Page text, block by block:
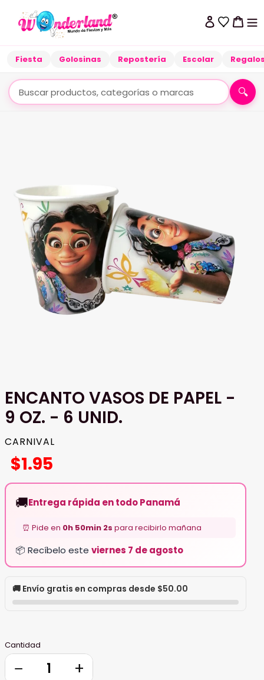
directamente
contenido
Ingresar
Fiesta Golosinas Repostería Escolar
🔍
ENCANTO VASOS DE PAPEL -
9 OZ. - 6 UNID.
PROVEEDOR
CARNIVAL
Precio
habitual
Precio
de
venta
$1.95
habitual
🚚Entrega rápida en todo Panamá
⏰ Pide en 0h 50min 1spara recibirlo mañana
📦 Recíbelo este viernes 7 de agosto
🚚 Envío gratis en compras desde $50.00
Cantidad
− +